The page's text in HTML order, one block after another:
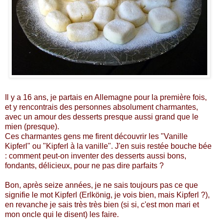
Il y a 16 ans, je partais en Allemagne pour la première fois,
et y rencontrais des personnes absolument charmantes,
avec un amour des desserts presque aussi grand que le
mien (presque).
Ces charmantes gens me firent découvrir les "Vanille
Kipferl" ou "Kipferl à la vanille". J'en suis restée bouche bée
: comment peut-on inventer des desserts aussi bons,
fondants, délicieux, pour ne pas dire parfaits ?
Bon, après seize années, je ne sais toujours pas ce que
signifie le mot Kipferl (Erlkönig, je vois bien, mais Kipferl ?),
en revanche je sais très très bien (si si, c'est mon mari et
mon oncle qui le disent) les faire.